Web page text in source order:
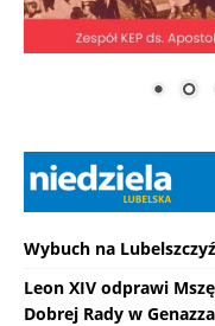
Wybuch na
Leon XIV odprawi
Dobrej Rady w